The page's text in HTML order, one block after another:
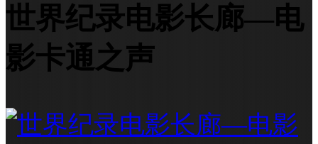
世界纪录电影长廊—电
影卡通之声